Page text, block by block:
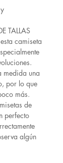
TALLAS
camiseta
medida una
por lo que
más.
de
perfecto
algún